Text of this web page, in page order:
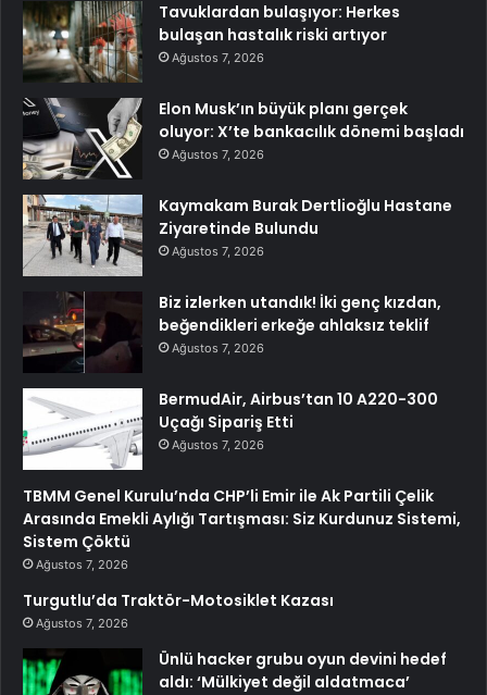
Tavuklardan bulaşıyor: Herkes
bulaşan hastalık riski artıyor
Ağustos 7, 2026
Elon Musk’ın büyük planı gerçek
oluyor: X’te bankacılık dönemi başladı
Ağustos 7, 2026
Kaymakam Burak Dertlioğlu Hastane
Ziyaretinde Bulundu
Ağustos 7, 2026
Biz izlerken utandık! İki genç kızdan,
beğendikleri erkeğe ahlaksız teklif
Ağustos 7, 2026
BermudAir, Airbus’tan 10 A220-300
Uçağı Sipariş Etti
Ağustos 7, 2026
TBMM Genel Kurulu’nda CHP’li Emir ile Ak Partili Çelik
Arasında Emekli Aylığı Tartışması: Siz Kurdunuz Sistemi,
Sistem Çöktü
Ağustos 7, 2026
Turgutlu’da Traktör-Motosiklet Kazası
Ağustos 7, 2026
Ünlü hacker grubu oyun devini hedef
aldı: ‘Mülkiyet değil aldatmaca’